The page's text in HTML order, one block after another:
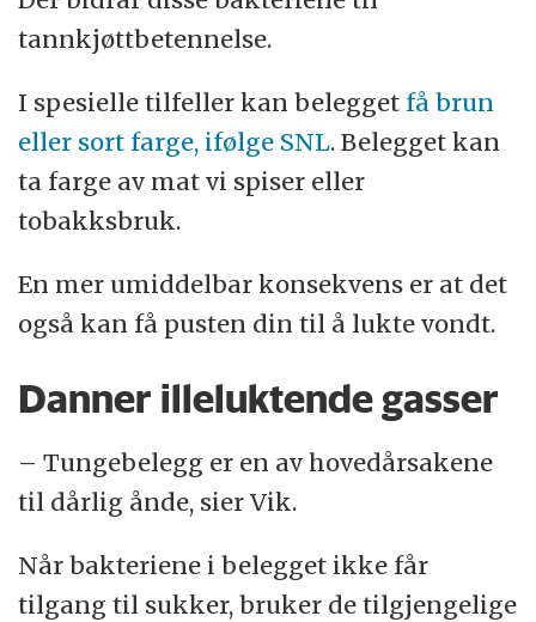
tannkjøttbetennelse.
I spesielle tilfeller kan belegget få brun
eller sort farge, ifølge SNL. Belegget kan
ta farge av mat vi spiser eller
tobakksbruk.
En mer umiddelbar konsekvens er at det
også kan få pusten din til å lukte vondt.
Danner illeluktende gasser
– Tungebelegg er en av hovedårsakene
til dårlig ånde, sier Vik.
Når bakteriene i belegget ikke får
tilgang til sukker, bruker de tilgjengelige